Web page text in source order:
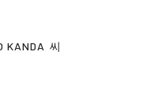
KANDA 씨